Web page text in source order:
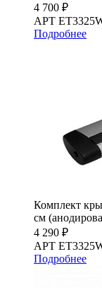
4 700 ₽
АРТ
Подробнее
Комплект
см
4 290 ₽
АРТ
Подробнее